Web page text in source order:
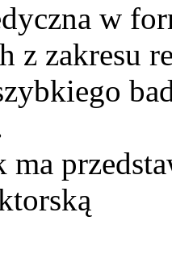
w
z zakresu
ma